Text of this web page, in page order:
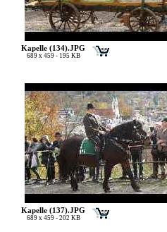
Kapelle (134).JPG
689 x 459 - 195 KB
Kapelle (137).JPG
689 x 459 - 202 KB